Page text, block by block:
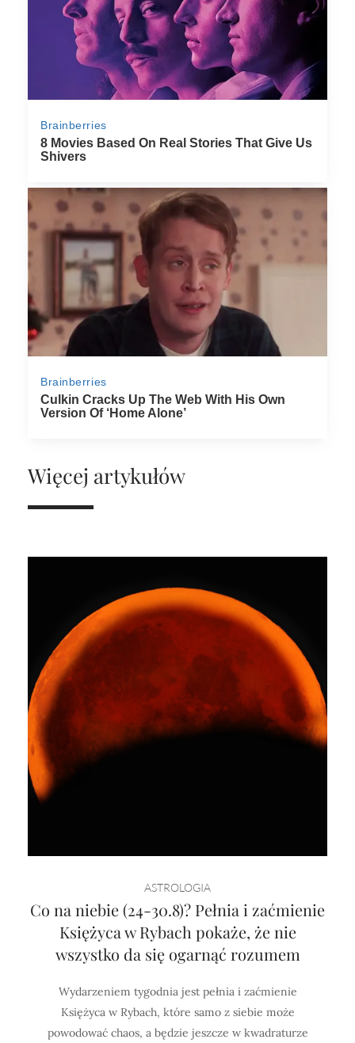
Więcej artykułów
ASTROLOGIA
Co na niebie (24-30.8)? Pełnia i zaćmienie
Księżyca w Rybach pokaże, że nie
wszystko da się ogarnąć rozumem
Wydarzeniem tygodnia jest pełnia i zaćmienie
Księżyca w Rybach, które samo z siebie może
powodować chaos, a będzie jeszcze w kwadraturze